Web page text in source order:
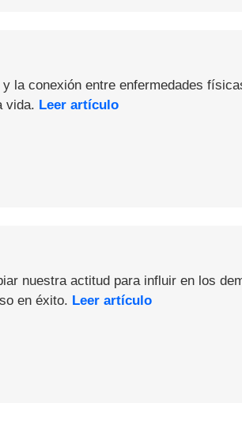
la conexión entre enfermedades
vida. Leer artículo
nuestra actitud para influir en los
en éxito. Leer artículo